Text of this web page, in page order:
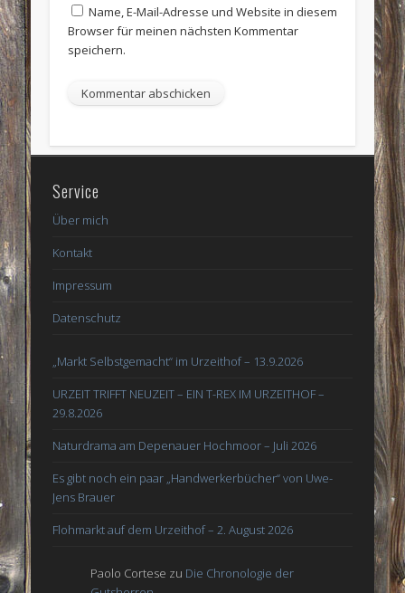
Name, E-Mail-Adresse und Website in diesem
Browser für meinen nächsten Kommentar
speichern.
Service
Über mich
Kontakt
Impressum
Datenschutz
„Markt Selbstgemacht“ im Urzeithof – 13.9.2026
URZEIT TRIFFT NEUZEIT – EIN T-REX IM URZEITHOF –
29.8.2026
Naturdrama am Depenauer Hochmoor – Juli 2026
Es gibt noch ein paar „Handwerkerbücher“ von Uwe-
Jens Brauer
Flohmarkt auf dem Urzeithof – 2. August 2026
Paolo Cortese zu Die Chronologie der